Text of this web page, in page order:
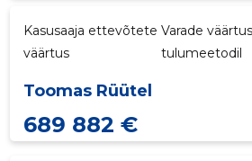
Kasusaaja ettevõtete
väärtus
Toomas Rüütel
Varade väärtus
tulumeetodil
689 882 €